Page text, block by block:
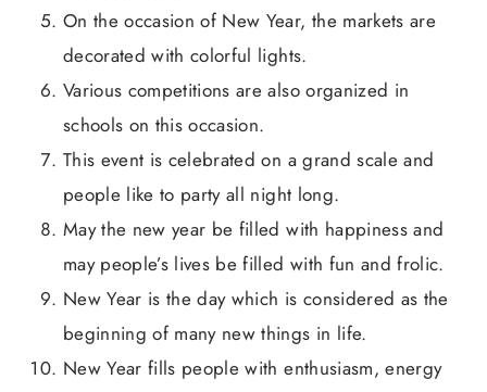
On the occasion of New Year, the markets are
decorated with colorful lights.
Various competitions are also organized in
schools on this occasion.
This event is celebrated on a grand scale and
people like to party all night long.
May the new year be filled with happiness and
may people’s lives be filled with fun and frolic.
New Year is the day which is considered as the
beginning of many new things in life.
New Year fills people with enthusiasm, energy